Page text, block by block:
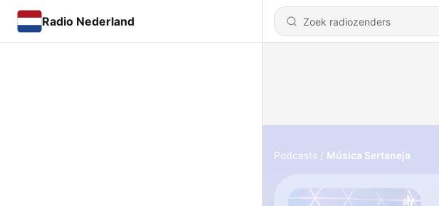
Radio Nederland
Podcasts Música Sertaneja